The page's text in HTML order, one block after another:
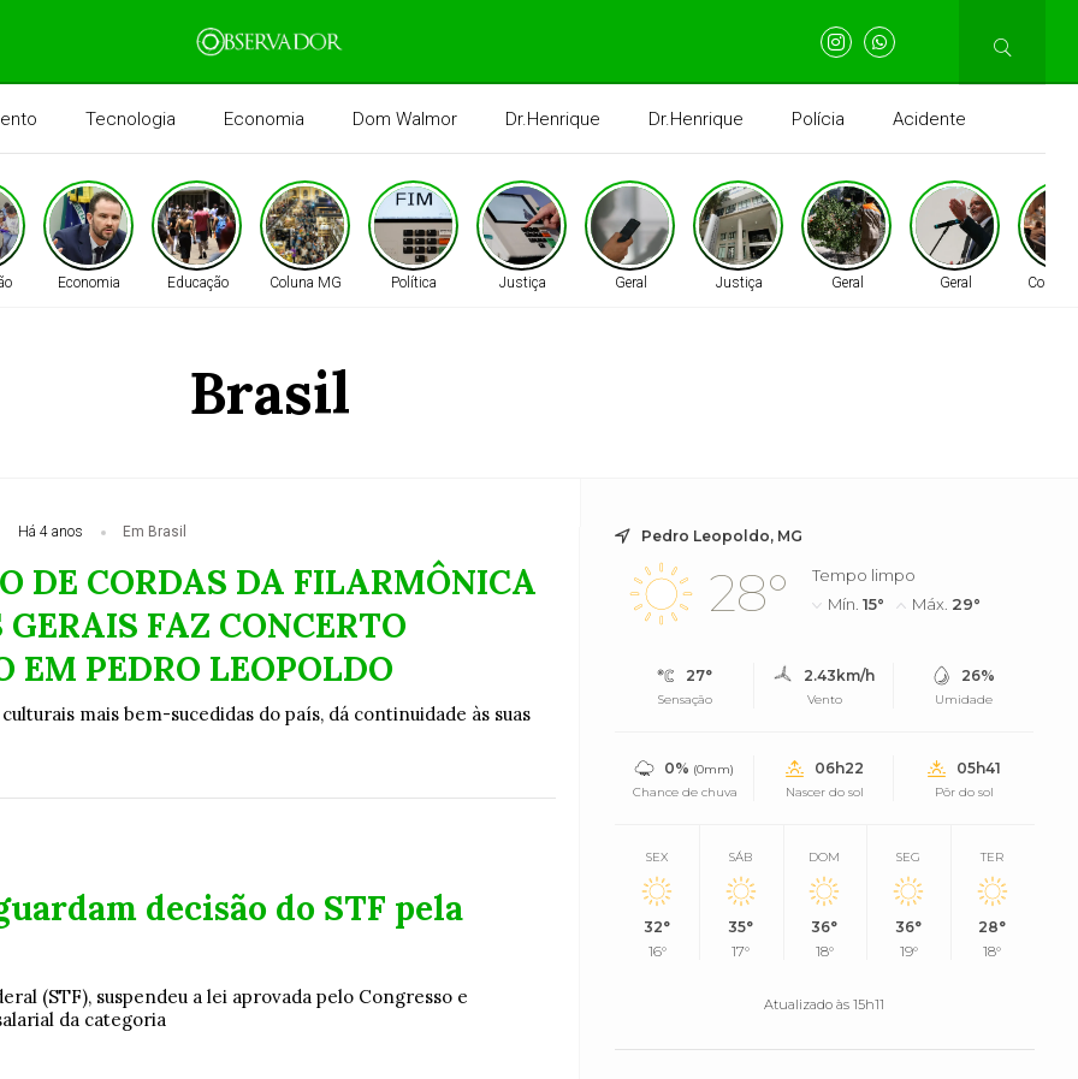
Tecnologia Economia Dom Walmor Dr.Henrique Dr.Henrique Polícia Acidente
Economia Educação Coluna MG Política Justiça Geral Justiça Geral Geral Coluna
Brasil
Há 4 anos Em Brasil
DE CORDAS DA FILARMÔNICA
FAZ CONCERTO
EM PEDRO LEOPOLDO
mais bem-sucedidas do país, dá continuidade às suas
decisão do STF pela
(STF), suspendeu a lei aprovada pelo Congresso e
da categoria
Pedro Leopoldo, MG
28°
Tempo limpo
Mín.15° Máx. 29°
27°
Sensação
2.43km/h
Vento
26%
Umidade
0% (0mm)
Chance de chuva
06h22
Nascer do sol
05h41
Pôr do sol
SEX
32°
16°
SÁB
35°
17°
DOM
36°
18°
SEG
36°
19°
TER
28°
18°
Atualizado às 15h11